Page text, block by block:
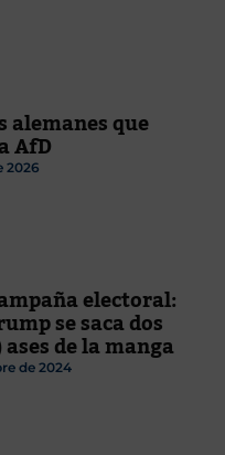
alemanes que
AfD
2026
electoral:
se saca dos
de la manga
de 2024